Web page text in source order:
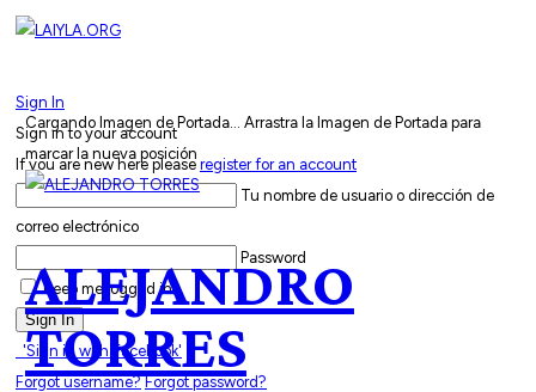
Sign In
Sign in to your account
If you are new here please register for an account
Tu nombre de usuario o dirección de
correo electrónico
Password
Keep me logged in
Sign In
'Sign in with Facebook'
Forgot username? Forgot password?
Cargando Imagen de Portada... Arrastra la Imagen de Portada para
marcar la nueva posición
ALEJANDRO
TORRES